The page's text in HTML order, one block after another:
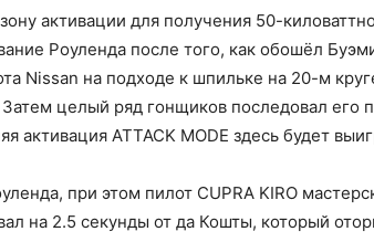
активации для получения 50-
Роуленда после того, как обошёл
Nissan на подходе к шпильке на 20-м
целый ряд гонщиков последовал его
активация ATTACK MODE здесь будет
при этом пилот CUPRA KIRO
на 2.5 секунды от да Кошты, который